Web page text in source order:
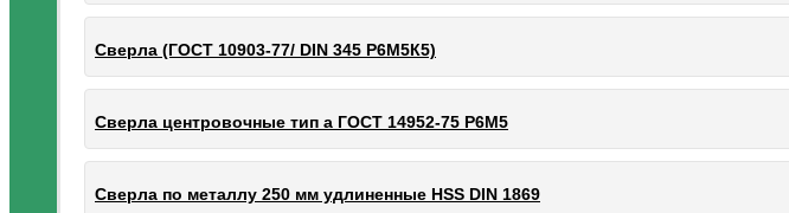
Сверла (ГОСТ 10903-77/ DIN 345 Р6М5К5)
Сверла центровочные тип а ГОСТ 14952-75 Р6М5
Сверла по металлу 250 мм удлиненные HSS DIN 1869